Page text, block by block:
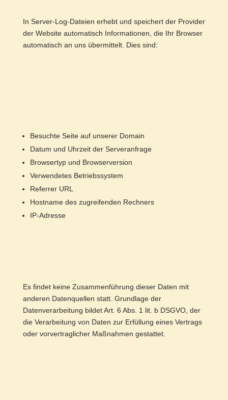
In Server-Log-Dateien erhebt und speichert der Provider
der Website automatisch Informationen, die Ihr Browser
automatisch an uns übermittelt. Dies sind:
Besuchte Seite auf unserer Domain
Datum und Uhrzeit der Serveranfrage
Browsertyp und Browserversion
Verwendetes Betriebssystem
Referrer URL
Hostname des zugreifenden Rechners
IP-Adresse
Es findet keine Zusammenführung dieser Daten mit
anderen Datenquellen statt. Grundlage der
Datenverarbeitung bildet Art. 6 Abs. 1 lit. b DSGVO, der
die Verarbeitung von Daten zur Erfüllung eines Vertrags
oder vorvertraglicher Maßnahmen gestattet.